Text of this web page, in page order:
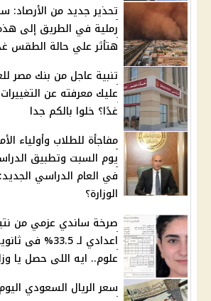
تحذير جديد من
رملية في الطريق إلى
هتأثر علي حالة الطقس
تنبية عاجل من بنك مصر
عليك معرفته عن
غدًا؟ خلوا بالكم جدا
مفاجأة للطلاب وأولياء
يوم السبت وتطبيق
في العام الدراسي
الوزارة؟
اعدادي لـ
علوم.. ايه اللى حصل يا